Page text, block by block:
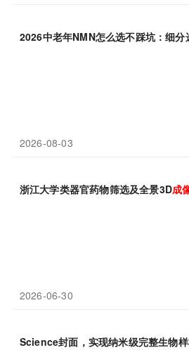
2026中老年NMN怎么选不踩坑：细
2026-08-03
浙江大学类器官药物筛选及全景3D成
2026-06-30
Science封面，实现纳米级完整生物